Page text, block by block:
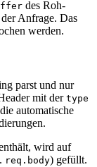
des Roh-
Anfrage. Das
werden.
parst und nur
mit dertype
automatische
wird auf
req.body) gefüllt.